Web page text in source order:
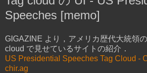
Speeches [memo]
GIGAZINE より，アメリカ歴代大統領
cloud で見せているサイトの紹介．
US Presidential Speeches Tag Cloud -
chir.ag